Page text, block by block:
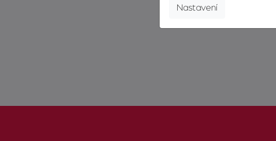
Nastavení